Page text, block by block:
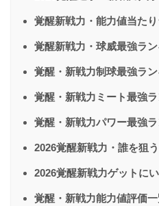
覚醒新戦力・能力値当た
覚醒新戦力・球威最強ラ
覚醒・新戦力制球最強ラ
覚醒・新戦力ミート最強
覚醒・新戦力パワー最強
2026覚醒新戦力・誰を狙
2026覚醒新戦力ゲットに
覚醒・新戦力能力値評価